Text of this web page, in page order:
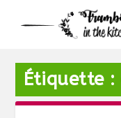
Étiquette :